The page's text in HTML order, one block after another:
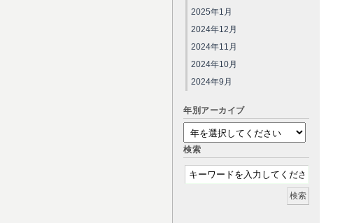
2025年1月
2024年12月
2024年11月
2024年10月
2024年9月
年別アーカイブ
検索